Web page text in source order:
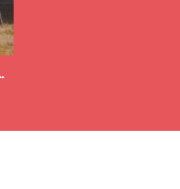
gay et naturistes